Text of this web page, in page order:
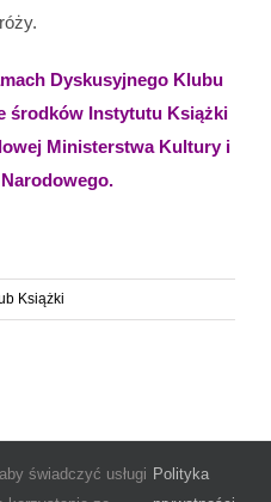
Dyskusyjnego Klubu
środków Instytutu Książki
Ministerstwa Kultury i
Książki
Biblioteka Publiczna im. Janiny
świadczyć usługi Polityka